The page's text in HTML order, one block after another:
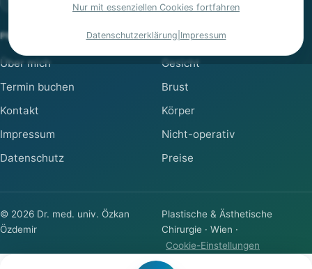
Nur mit essenziellen Cookies fortfahren
Datenschutzerklärung Impressum
BEHANDLUNGEN
Gesicht
Brust
Körper
Nicht-operativ
Preise
PRAXIS
Über mich
Termin buchen
Kontakt
Impressum
Datenschutz
© 2026 Dr. med. univ. Özkan
Özdemir
Plastische & Ästhetische
Chirurgie · Wien ·
Cookie-Einstellungen